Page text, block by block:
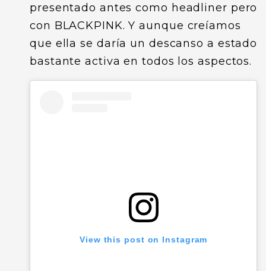
presentado antes como headliner pero
con BLACKPINK. Y aunque creíamos
que ella se daría un descanso a estado
bastante activa en todos los aspectos.
View this post on Instagram